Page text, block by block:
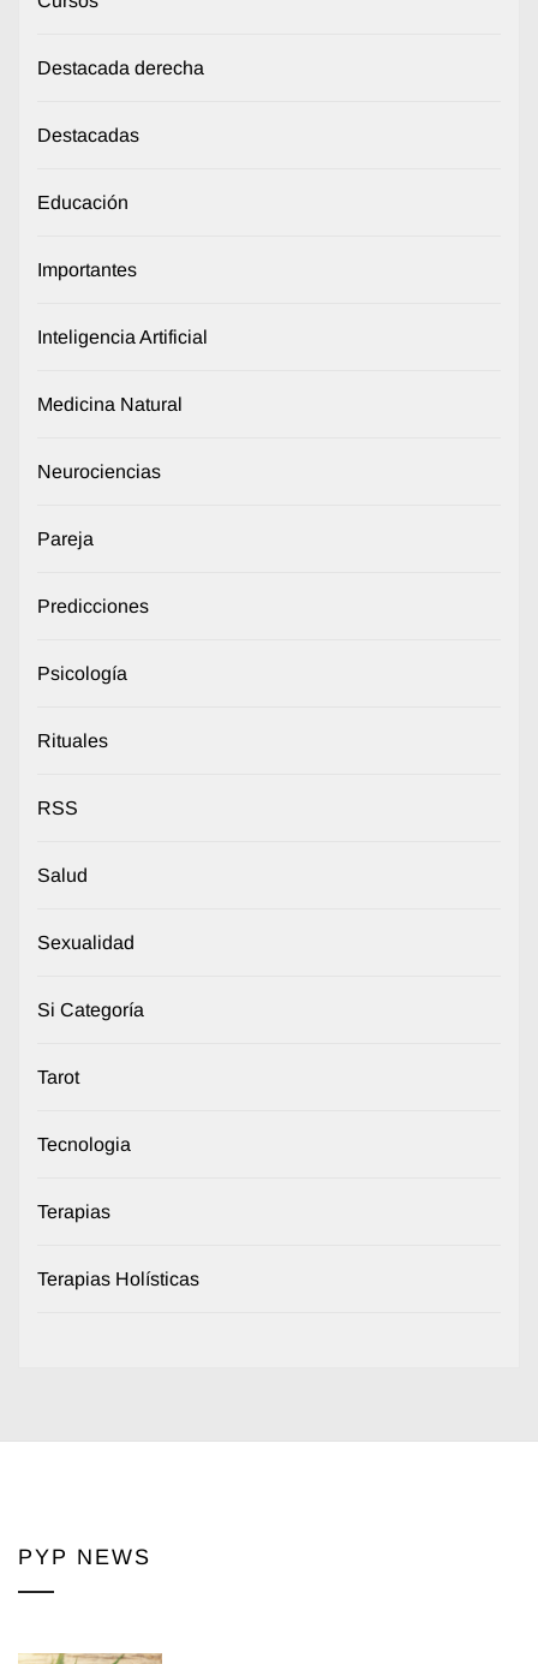
Destacada derecha
Destacadas
Educación
Importantes
Inteligencia Artificial
Medicina Natural
Neurociencias
Pareja
Predicciones
Psicología
Rituales
RSS
Salud
Sexualidad
Si Categoría
Tarot
Tecnologia
Terapias
Terapias Holísticas
PYP NEWS